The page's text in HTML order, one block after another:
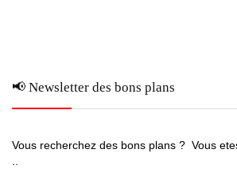
📢 Newsletter des bons plans
Vous recherchez des bons plans ? Vous
..